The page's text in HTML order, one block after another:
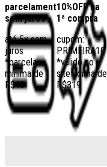
parcelamento
sem juros
até 5x sem
juros
*parcela
mínima de
R$40
10%OFF na
1ª compra
cupom:
PRIMEIRA10
*válido no
site acima de
R$319